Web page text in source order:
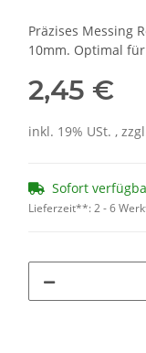
Präzises Messing
10mm. Optimal
2,45 €
inkl. 19% USt. ,
Sofort
Lieferzeit**:2 - 6